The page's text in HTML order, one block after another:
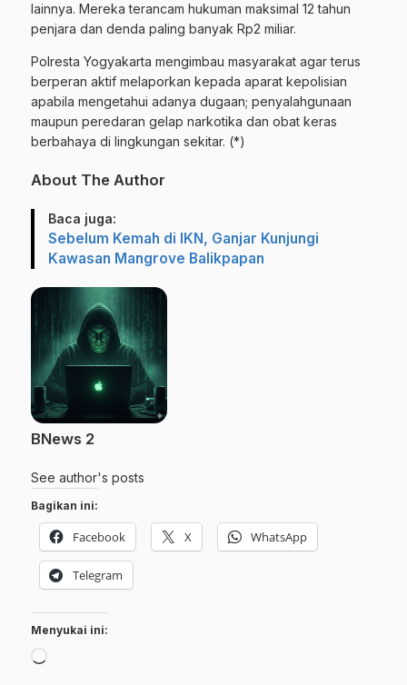
lainnya. Mereka terancam hukuman maksimal 12 tahun
penjara dan denda paling banyak Rp2 miliar.
Polresta Yogyakarta mengimbau masyarakat agar terus
berperan aktif melaporkan kepada aparat kepolisian
apabila mengetahui adanya dugaan; penyalahgunaan
maupun peredaran gelap narkotika dan obat keras
berbahaya di lingkungan sekitar. (*)
About The Author
Baca juga:
Sebelum Kemah di IKN, Ganjar Kunjungi
Kawasan Mangrove Balikpapan
BNews 2
See author's posts
Bagikan ini:
Facebook X WhatsApp
Telegram
Menyukai ini:
Memuat...